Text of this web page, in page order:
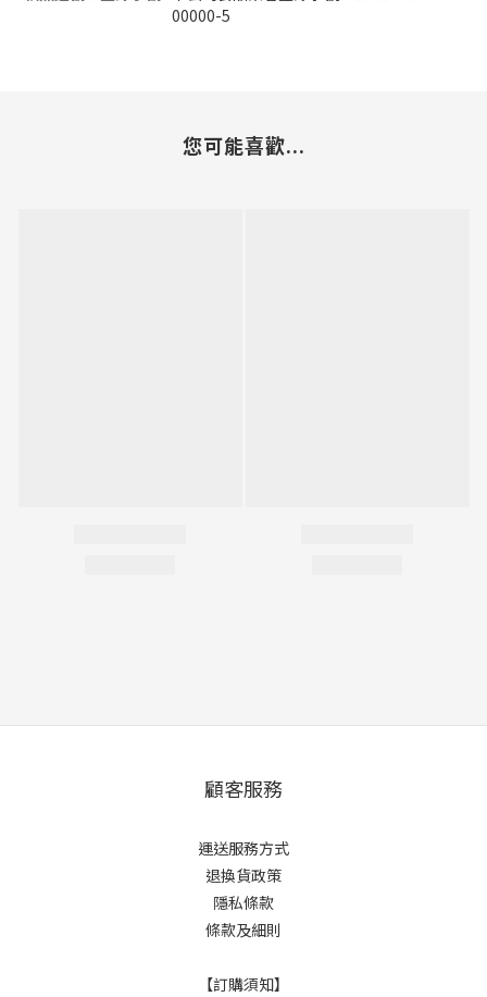
00000-5
您可能喜歡...
顧客服務
運送服務方式
退換貨政策
隱私條款
條款及細則
【訂購須知】